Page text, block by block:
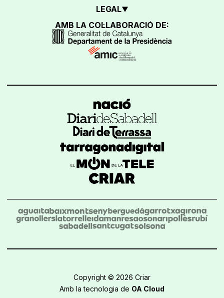
LEGAL
AMB LA COL·LABORACIÓ DE:
Copyright © 2026 Criar
Amb la tecnologia de OA Cloud